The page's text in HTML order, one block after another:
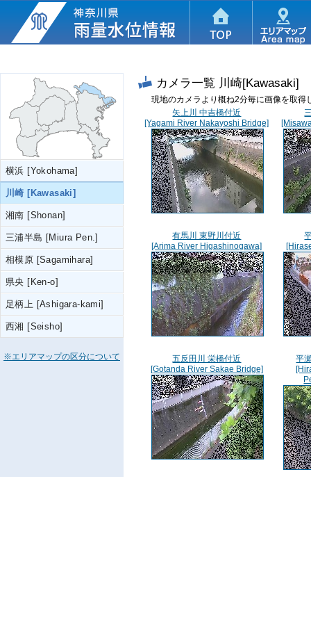
横浜 [Yokohama]
川崎 [Kawasaki]
湘南 [Shonan]
三浦半島 [Miura Pen.]
相模原 [Sagamihara]
県央 [Ken-o]
足柄上 [Ashigara-kami]
西湘 [Seisho]
※エリアマップの区分について
カメラ一覧 川崎[Kawasaki]
現地のカメラより概ね2分毎に画像を取
矢上川 中吉橋付近
[Yagami River Nakayoshi Bridge]
有馬川 東野川付近
[Arima River Higashinogawa]
五反田川 栄橋付近
[Gotanda River Sakae Bridge]
平